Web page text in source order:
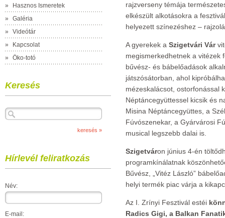
»
Hasznos Ismeretek
»
Galéria
»
Videótár
»
Kapcsolat
»
Öko-totó
Keresés
Hírlevél feliratkozás
Név:
E-mail:
rajzverseny témája
elkészült alkotásokra a
helyezett színezéshez –
A gyerekek a Szigetvári Vár
megismerkedhetnek a vitézek
bűvész- és bábelőadások
játszósátorban, ahol
mézeskalácsot, ostorfonással
Néptáncegyüttessel kicsik és
Misina Néptáncegyüttes, a
Fúvószenekar, a Gyárvárosi
musical legszebb dalai is.
Szigetváron június 4-én
programkínálatnak
Bűvész, „Vitéz László”
helyi termék piac várja a
Az I. Zrínyi Fesztivál estéi
Radics Gigi, a Balkan